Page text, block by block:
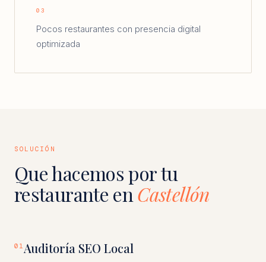
03
Pocos restaurantes con presencia digital
optimizada
SOLUCIÓN
Que hacemos por tu
restaurante en Castellón
01 Auditoría SEO Local